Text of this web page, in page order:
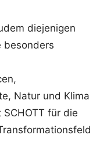
diejenigen
besonders
Natur und Klima
für die